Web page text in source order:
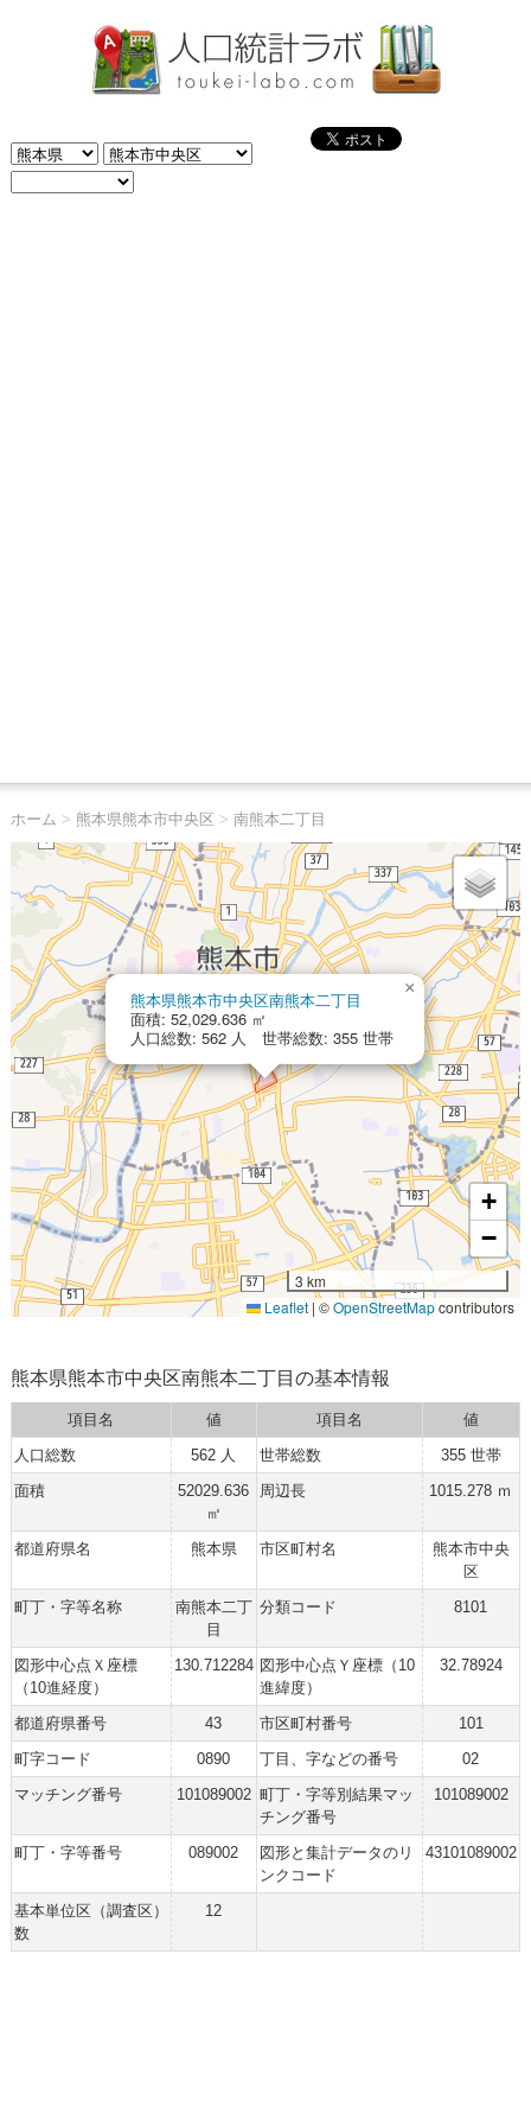
ホーム > 熊本県熊本市中央区 > 南熊本二丁目
熊本県熊本市中央区南熊本二丁目
面積: 52,029.636 ㎡
人口総数: 562 人 世帯総数: 355 世帯
×
+
−
3 km
Leaflet | ©OpenStreetMapcontributors
熊本県熊本市中央区南熊本二丁目の基本情報
項目名 値 項目名
値
人口総数
562 人 世帯総数
355 世帯
面積
52029.636
㎡
周辺長 1015.278 ｍ
都道府県名 熊本県 市区町村名
熊本市中央
区
町丁・字等名称
南熊本二丁
目
分類コード 8101
図形中心点Ｘ座標
（10進経度）
130.712284 図形中心点Ｙ座標（10
進緯度）
32.78924
都道府県番号 43 市区町村番号
101
町字コード
0890 丁目、字などの番号
02
マッチング番号
101089002 町丁・字等別結果マッ
チング番号
101089002
町丁・字等番号 089002
図形と集計データのリ
ンクコード
43101089002
基本単位区（調査区）
数
12